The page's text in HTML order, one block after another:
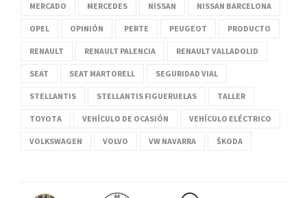
MERCADO MERCEDES NISSAN NISSAN BARCELONA
OPEL OPINIÓN PERTE PEUGEOT PRODUCTO
RENAULT RENAULT PALENCIA RENAULT VALLADOLID
SEAT SEAT MARTORELL SEGURIDAD VIAL
STELLANTIS STELLANTIS FIGUERUELAS TALLER
TOYOTA VEHÍCULO DE OCASIÓN VEHÍCULO ELÉCTRICO
VOLKSWAGEN VOLVO VW NAVARRA ŠKODA